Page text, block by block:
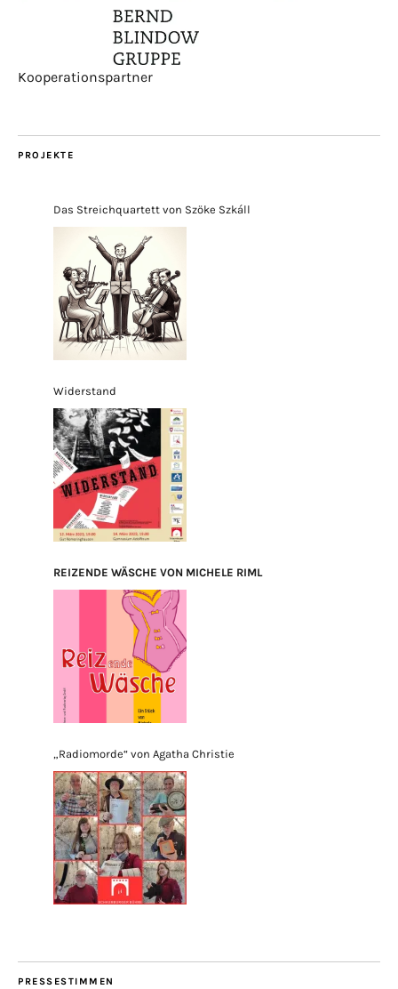
Kooperationspartner
PROJEKTE
Das Streichquartett von Szöke Szkáll
Widerstand
REIZENDE WÄSCHE VON MICHELE RIML
„Radiomorde“ von Agatha Christie
PRESSESTIMMEN